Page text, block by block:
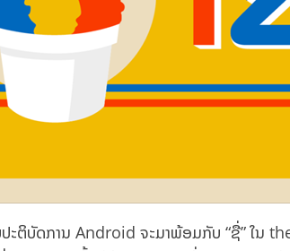
ຕິບັດການ Android ຈະມາພ້ອມກັບ “ຊື່” ໃນ